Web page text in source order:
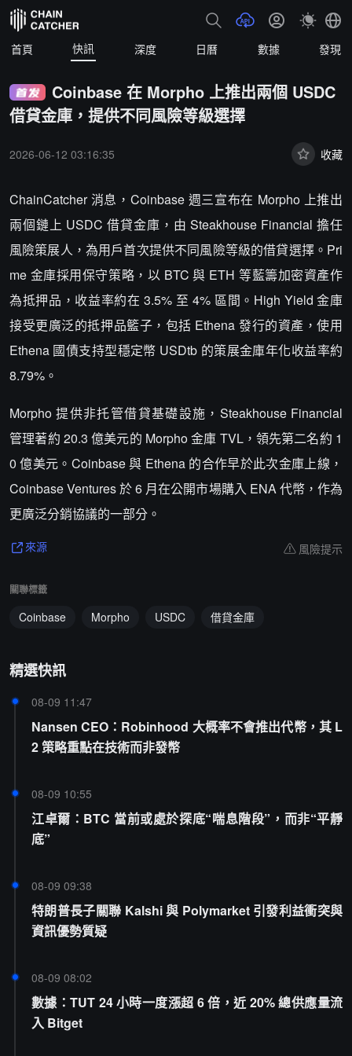
首頁 快訊 深度 日曆 數據 發現
Coinbase 在 Morpho 上推出兩個 USDC
借貸金庫，提供不同風險等級選擇
2026-06-12 03:16:35 收藏
ChainCatcher 消息，Coinbase 週三宣布在 Morpho 上推出
兩個鏈上 USDC 借貸金庫，由 Steakhouse Financial 擔任
風險策展人，為用戶首次提供不同風險等級的借貸選擇。Pri
me 金庫採用保守策略，以 BTC 與 ETH 等藍籌加密資產作
為抵押品，收益率約在 3.5% 至 4% 區間。High Yield 金庫
接受更廣泛的抵押品籃子，包括 Ethena 發行的資產，使用
Ethena 國債支持型穩定幣 USDtb 的策展金庫年化收益率約
8.79%。
Morpho 提供非托管借貸基礎設施，Steakhouse Financial
管理著約 20.3 億美元的 Morpho 金庫 TVL，領先第二名約 1
0 億美元。Coinbase 與 Ethena 的合作早於此次金庫上線，
Coinbase Ventures 於 6 月在公開市場購入 ENA 代幣，作為
更廣泛分銷協議的一部分。
來源 風險提示
關聯標籤
Coinbase Morpho USDC 借貸金庫
精選快訊
08-09 11:47
Nansen CEO：Robinhood 大概率不會推出代幣，其 L
2 策略重點在技術而非發幣
08-09 10:55
江卓爾：BTC 當前或處於探底“喘息階段”，而非“平靜
底”
08-09 09:38
特朗普長子關聯 Kalshi 與 Polymarket 引發利益衝突與
資訊優勢質疑
08-09 08:02
數據：TUT 24 小時一度漲超 6 倍，近 20% 總供應量流
入 Bitget